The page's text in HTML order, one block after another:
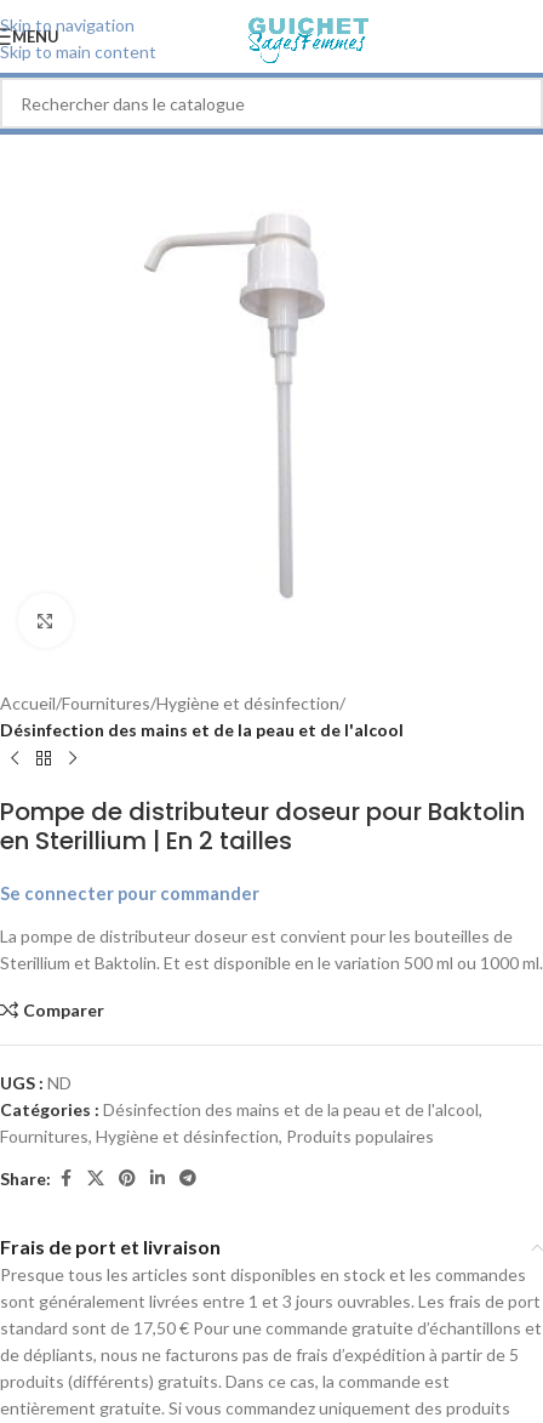
Skip to navigation
Skip to main content
MENU
Accueil Fournitures Hygiène et désinfection
Désinfection des mains et de la peau et de l'alcool
Pompe de distributeur doseur pour Baktolin
en Sterillium | En 2 tailles
Se connecter pour commander
La pompe de distributeur doseur est convient pour les bouteilles de
Sterillium et Baktolin. Et est disponible en le variation 500 ml ou 1000 ml.
Comparer
UGS : ND
Catégories : Désinfection des mains et de la peau et de l'alcool,
Fournitures, Hygiène et désinfection, Produits populaires
Share:
Frais de port et livraison
Presque tous les articles sont disponibles en stock et les commandes
sont généralement livrées entre 1 et 3 jours ouvrables. Les frais de port
standard sont de 17,50 € Pour une commande gratuite d’échantillons et
de dépliants, nous ne facturons pas de frais d’expédition à partir de 5
produits (différents) gratuits. Dans ce cas, la commande est
entièrement gratuite. Si vous commandez uniquement des produits